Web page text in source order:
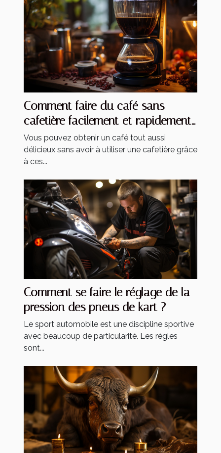
Comment faire du café sans
cafetière facilement et rapidement
?
Vous pouvez obtenir un café tout aussi
délicieux sans avoir à utiliser une cafetière grâce
à ces...
Comment se faire le réglage de la
pression des pneus de kart ?
Le sport automobile est une discipline sportive
avec beaucoup de particularité. Les règles
sont...